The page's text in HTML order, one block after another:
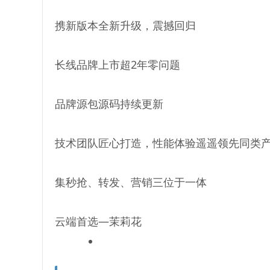
携新版本全新升级，震撼回归
长线品牌上市超2年零问题
品牌源包源码持续更新
技术团队匠心打造，性能体验遥遥领先同类
集秒抢、转发、营销三位于一体
云端首选—茉莉花